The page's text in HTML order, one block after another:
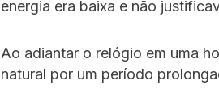
energia era baixa e não
Ao adiantar o relógio em uma
natural por um período